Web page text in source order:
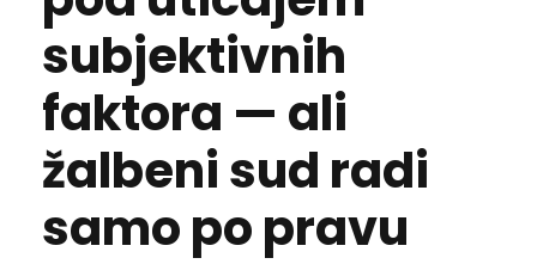
subjektivnih
faktora — ali
žalbeni sud radi
samo po pravu